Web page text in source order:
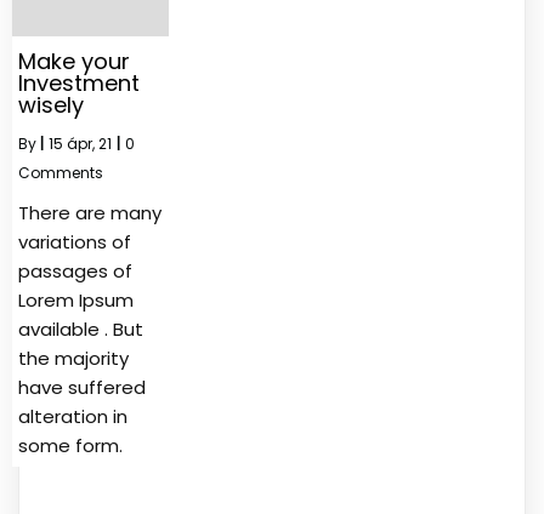
Make your
Investment
wisely
By 15 ápr, 21
0
Comments
There are many
variations of
passages of
Lorem Ipsum
available . But
the majority
have suffered
alteration in
some form.